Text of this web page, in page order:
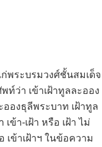
ก่พระบรมวงศ์ชั้นสมเด็จ
ท์ว่า เข้าเฝ้าทูลละออง
อองธุลีพระบาท เฝ้าทูล
ข้า-เฝ้า หรือ เฝ้า ไม่
ข้าเฝ้าฯ ในข้อความ